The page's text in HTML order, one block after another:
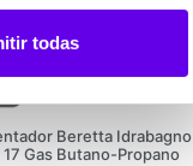
todas
Beretta Idrabagno
17 Gas Butano-Propano